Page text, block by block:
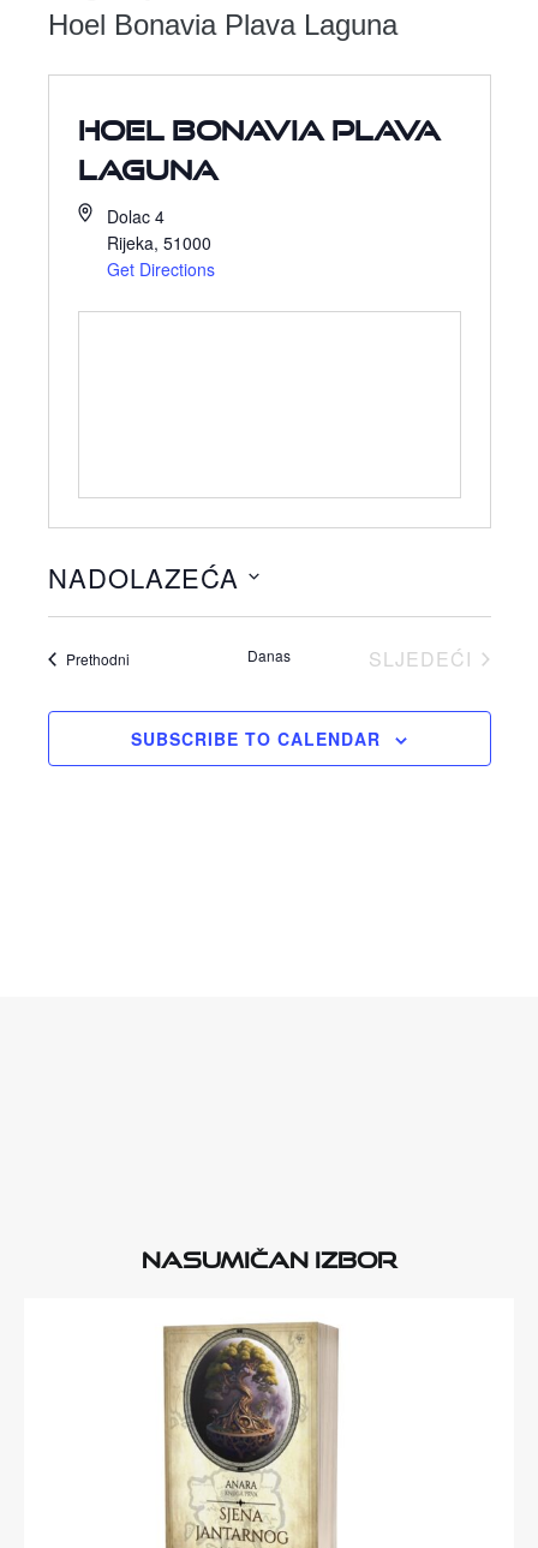
Hoel Bonavia Plava Laguna
Hoel Bonavia Plava
Laguna
Dolac 4
Rijeka, 51000
Get Directions
NADOLAZEĆA
PrethodniDogađaji Danas
SLJEDEĆI
SUBSCRIBE TO CALENDAR
Nasumičan izbor